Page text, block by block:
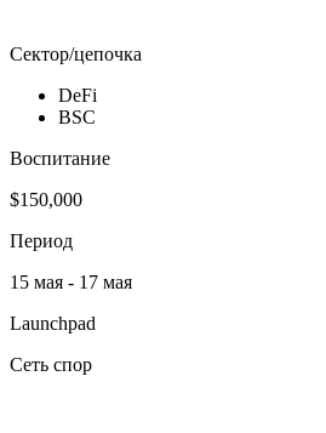
Сектор/цепочка
DeFi
BSC
Воспитание
$150,000
Период
15 мая - 17 мая
Launchpad
Сеть спор